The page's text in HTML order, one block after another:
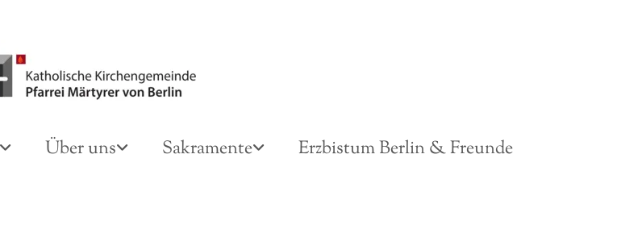
Über uns Sakramente Erzbistum Berlin & Freunde